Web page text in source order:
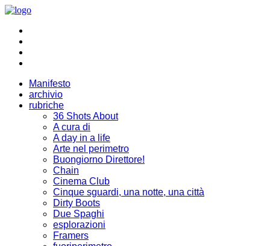
Manifesto
archivio
rubriche
36 Shots About
A cura di
A day in a life
Arte nel perimetro
Buongiorno Direttore!
Chain
Cinema Club
Cinque sguardi, una notte, una città
Dirty Boots
Due Spaghi
esplorazioni
Framers